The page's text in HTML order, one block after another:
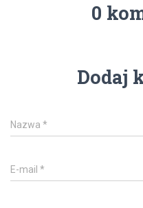
0
Dodaj
Nazwa *
E-mail *